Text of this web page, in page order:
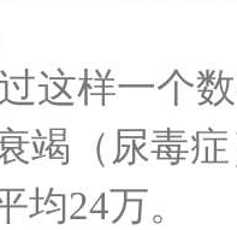
这样一个数
竭（尿毒
均24万。